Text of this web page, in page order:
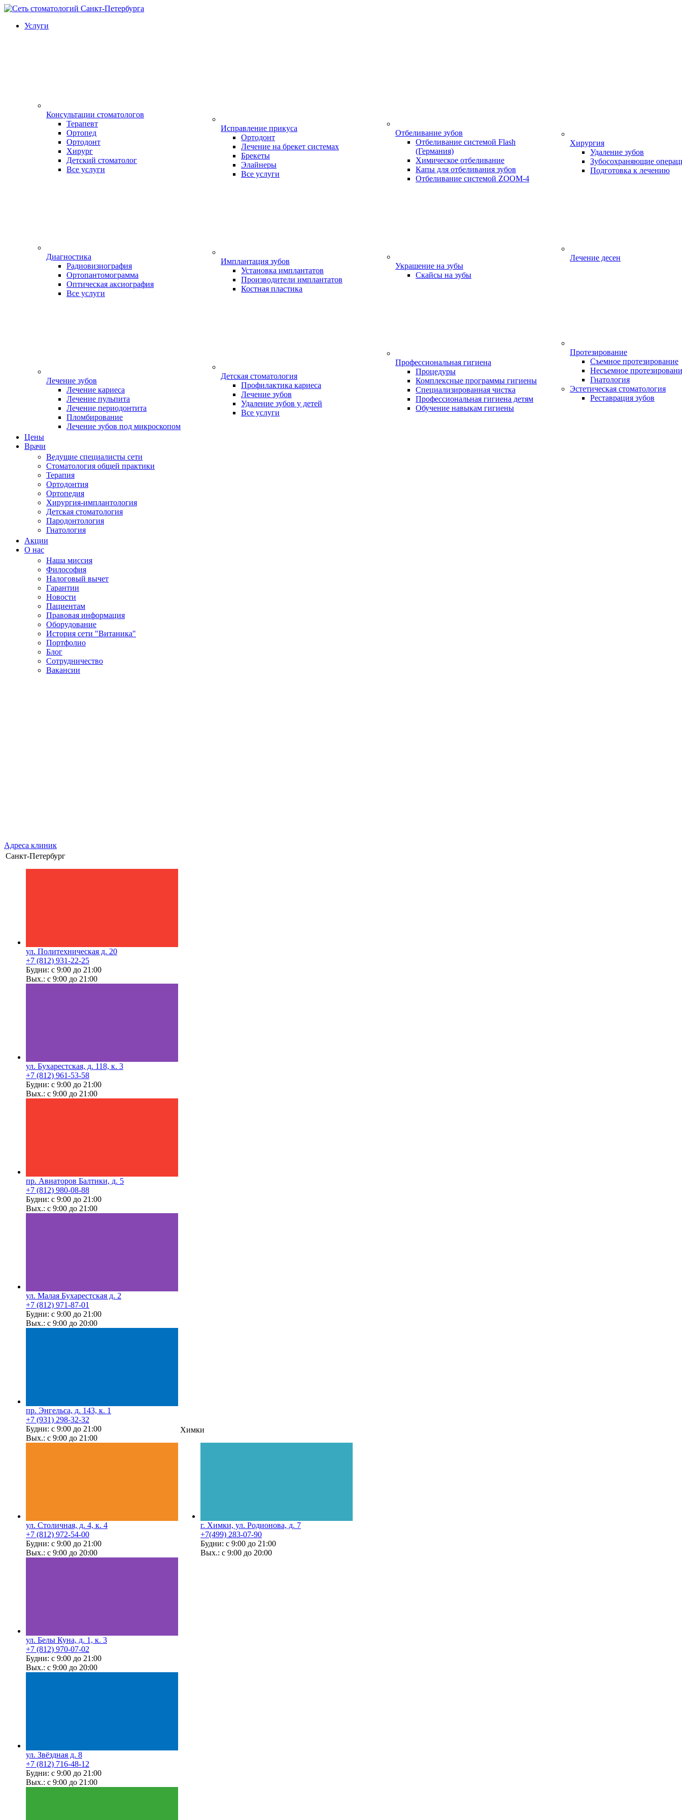
Услуги
Консультации стоматологов
Терапевт
Ортопед
Ортодонт
Хирург
Детский стоматолог
Все услуги
Диагностика
Радиовизиография
Ортопантомограмма
Оптическая аксиография
Все услуги
Лечение зубов
Лечение кариеса
Лечение пульпита
Лечение периодонтита
Пломбирование
Лечение зубов под микроскопом
Исправление прикуса
Ортодонт
Лечение на брекет системах
Брекеты
Элайнеры
Все услуги
Имплантация зубов
Установка имплантатов
Производители имплантатов
Костная пластика
Детская стоматология
Профилактика кариеса
Лечение зубов
Удаление зубов у детей
Все услуги
Отбеливание зубов
Отбеливание системой Flash
(Германия)
Химическое отбеливание
Капы для отбеливания зубов
Отбеливание системой ZOOM-4
Украшение на зубы
Скайсы на зубы
Профессиональная гигиена
Процедуры
Комплексные программы гигиены
Специализированная чистка
Профессиональная гигиена детям
Обучение навыкам гигиены
Хирургия
Удаление зубов
Зубосохраняющие
Подготовка к лечению
Лечение десен
Протезирование
Съемное протезирование
Несъемное
Гнатология
Эстетическая стоматология
Реставрация зубов
Цены
Врачи
Ведущие специалисты сети
Стоматология общей практики
Терапия
Ортодонтия
Ортопедия
Хирургия-имплантология
Детская стоматология
Пародонтология
Гнатология
Акции
О нас
Наша миссия
Философия
Налоговый вычет
Гарантии
Новости
Пациентам
Правовая информация
Оборудование
История сети "Витаника"
Портфолио
Блог
Сотрудничество
Вакансии
Адреса клиник
Санкт-Петербург
ул. Политехническая д. 20
+7 (812) 931-22-25
Будни: с 9:00 до 21:00
Вых.: с 9:00 до 21:00
ул. Бухарестская, д. 118, к. 3
+7 (812) 961-53-58
Будни: с 9:00 до 21:00
Вых.: с 9:00 до 21:00
пр. Авиаторов Балтики, д. 5
+7 (812) 980-08-88
Будни: с 9:00 до 21:00
Вых.: с 9:00 до 21:00
ул. Малая Бухарестская д. 2
+7 (812) 971-87-01
Будни: с 9:00 до 21:00
Вых.: с 9:00 до 20:00
пр. Энгельса, д. 143, к. 1
+7 (931) 298-32-32
Будни: с 9:00 до 21:00
Вых.: с 9:00 до 21:00
ул. Столичная, д. 4, к. 4
+7 (812) 972-54-00
Будни: с 9:00 до 21:00
Вых.: с 9:00 до 20:00
ул. Белы Куна, д. 1, к. 3
+7 (812) 970-07-02
Будни: с 9:00 до 21:00
Вых.: с 9:00 до 20:00
ул. Звёздная д. 8
+7 (812) 716-48-12
Будни: с 9:00 до 21:00
Вых.: с 9:00 до 21:00
Химки
г. Химки, ул. Родионова, д. 7
+7(499) 283-07-90
Будни: с 9:00 до 21:00
Вых.: с 9:00 до 20:00